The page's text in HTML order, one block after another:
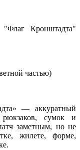
Кронштадта"
частью)
— аккуратный
сумок и
заметным, но не
жилете, форме,